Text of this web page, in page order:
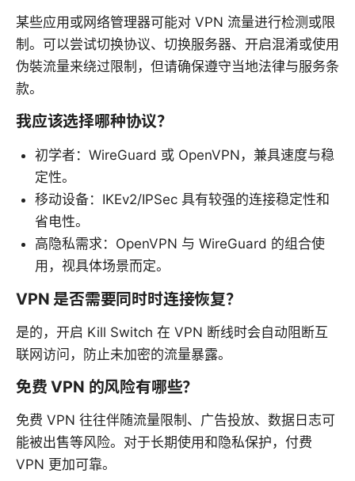
某些应用或网络管理器可能对 VPN 流量进行检测或限
制。可以尝试切换协议、切换服务器、开启混淆或使用
伪裝流量来绕过限制，但请确保遵守当地法律与服务条
款。
我应该选择哪种协议？
初学者：WireGuard 或 OpenVPN，兼具速度与稳
定性。
移动设备：IKEv2/IPSec 具有较强的连接稳定性和
省电性。
高隐私需求：OpenVPN 与 WireGuard 的组合使
用，视具体场景而定。
VPN 是否需要同时时连接恢复？
是的，开启 Kill Switch 在 VPN 断线时会自动阻断互
联网访问，防止未加密的流量暴露。
免费 VPN 的风险有哪些？
免费 VPN 往往伴随流量限制、广告投放、数据日志可
能被出售等风险。对于长期使用和隐私保护，付费
VPN 更加可靠。